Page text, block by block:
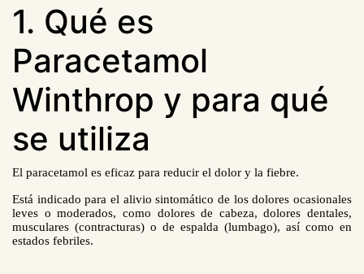
1. Qué es
Paracetamol
Winthrop y para qué
se utiliza
El paracetamol es eficaz para reducir el dolor y la fiebre.
Está indicado para el alivio sintomático de los dolores ocasionales
leves o moderados, como dolores de cabeza, dolores dentales,
musculares (contracturas) o de espalda (lumbago), así como en
estados febriles.